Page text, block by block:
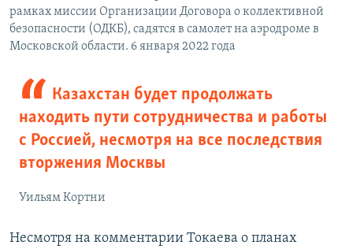
рамках миссии Организации Договора о коллективной
безопасности (ОДКБ), садятся в самолет на аэродроме в
Московской области. 6 января 2022 года
Казахстан будет продолжать
находить пути сотрудничества и работы
с Россией, несмотря на все последствия
вторжения Москвы
Уильям Кортни
Несмотря на комментарии Токаева о планах